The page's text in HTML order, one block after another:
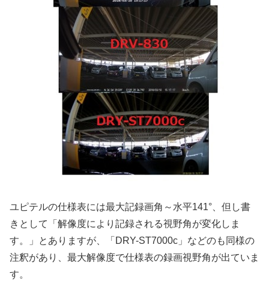
ユピテルの仕様表には最大記録画角～水平141°、但し書
きとして「解像度により記録される視野角が変化しま
す。」とありますが、「DRY-ST7000c」などのも同様の
注釈があり、最大解像度で仕様表の録画視野角が出ていま
す。